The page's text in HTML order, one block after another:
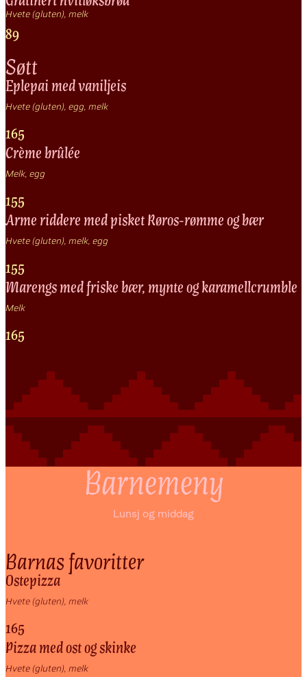
Hvete (gluten), melk
89
Søtt
Eplepai med vaniljeis
Hvete (gluten), egg, melk
165
Crème brûlée
Melk, egg
155
Arme riddere med pisket Røros-rømme og bær
Hvete (gluten), melk, egg
155
Marengs med friske bær, mynte og karamellcrumble
Melk
165
Barnemeny
Lunsj og middag
Barnas favoritter
Ostepizza
Hvete (gluten), melk
165
Pizza med ost og skinke
Hvete (gluten), melk